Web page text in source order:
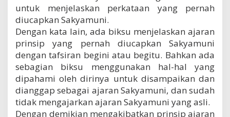
untuk menjelaskan perkataan yang pernah
diucapkan Sakyamuni.
Dengan kata lain, ada biksu menjelaskan ajaran
prinsip yang pernah diucapkan Sakyamuni
dengan tafsiran begini atau begitu. Bahkan ada
sebagian biksu menggunakan hal-hal yang
dipahami oleh dirinya untuk disampaikan dan
dianggap sebagai ajaran Sakyamuni, dan sudah
tidak mengajarkan ajaran Sakyamuni yang asli.
Dengan demikian mengakibatkan prinsip ajaran